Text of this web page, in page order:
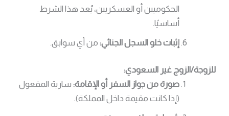
الحكوميين أو العسكريين، يُعد هذا الشرط
أساسيًا.
إثبات خلو السجل الجنائي: من أي سوابق.
للزوجة/الزوج غير السعودي:
صورة من جواز السفر أو الإقامة: سارية المفعول
(إذا كانت مقيمة داخل المملكة).